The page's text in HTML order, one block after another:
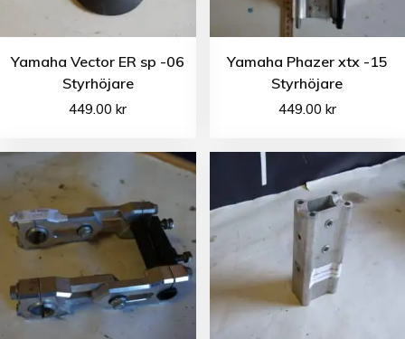
Yamaha Vector ER sp -06
Styrhöjare
449.00kr
Yamaha Phazer xtx -15
Styrhöjare
449.00 kr